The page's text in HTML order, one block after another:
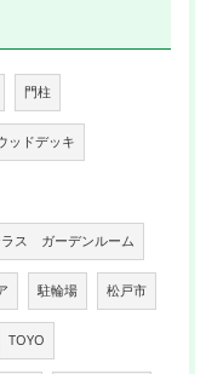
門柱
ッドデッキ
ス ガーデンルーム
駐輪場 松戸市
TOYO